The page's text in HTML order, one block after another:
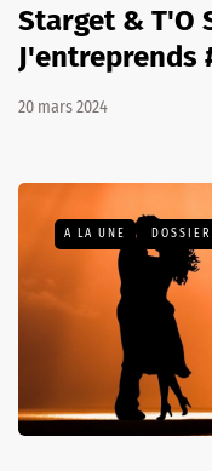
Starget & T'O
J'entreprends
20 mars 2024
A LA UNE